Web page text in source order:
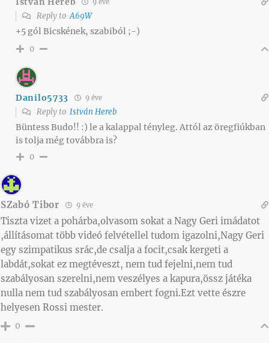
9 éve
Reply toA69W
+5 gól Bicskének, szabiból ;-)
0
Danilo5733 9 éve
Reply to István Hereb
Büntess Budo!! :) le a kalappal tényleg. Attól az öregfiúkban
is tolja még továbbra is?
0
SZabó Tibor 9 éve
Tiszta vizet a pohárba,olvasom sokat a Nagy Geri imádatot
,állításomat több videó felvétellel tudom igazolni,Nagy Geri
egy szimpatikus srác,de csalja a focit,csak kergeti a
labdát,sokat ez megtéveszt, nem tud fejelni,nem tud
szabályosan szerelni,nem veszélyes a kapura,össz játéka
nulla nem tud szabályosan embert fogni.Ezt vette észre
helyesen Rossi mester.
0